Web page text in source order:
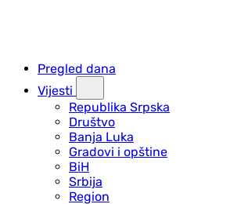
Pregled dana
Vijesti
Republika Srpska
Društvo
Banja Luka
Gradovi i opštine
BiH
Srbija
Region